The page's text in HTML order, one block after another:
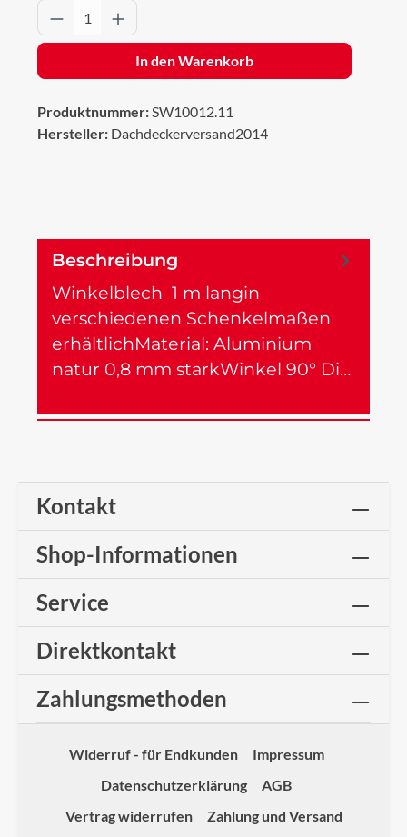
Produkt Anzahl: Gib den gewünschten
In den Warenkorb
Produktnummer:SW10012.11
Hersteller: Dachdeckerversand2014
Beschreibung
Winkelblech 1 m langin
verschiedenen Schenkelmaßen
erhältlichMaterial: Aluminium
natur 0,8 mm starkWinkel 90° Di…
Kontakt
Shop-Informationen
Service
Direktkontakt
Zahlungsmethoden
Widerruf - für Endkunden
Impressum
Datenschutzerklärung
AGB
Vertrag widerrufen
Zahlung und Versand